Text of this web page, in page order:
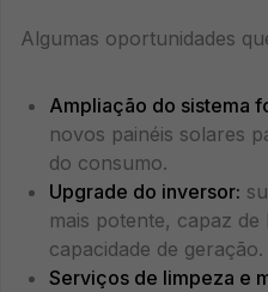
Algumas oportunidades
Ampliação do sistema
novos painéis solares
do consumo.
Upgrade do inversor:
mais potente, capaz
capacidade de geração.
Serviços de limpeza e